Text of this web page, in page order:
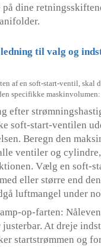
dine
til valg og
af en soft-start-ventil, skal
specifikke maskinvolumen:
efter
soft-start-ventilen
Beregn den
ventiler og
Vælg en soft-
eller større end
luftmangel under
op-farten:
At dreje
startstrømmen og